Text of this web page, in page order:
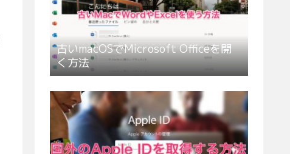
古いmacOSでMicrosoft Officeを開
く方法